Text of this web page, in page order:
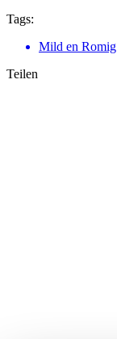
Tags:
Mild en Romig
Teilen